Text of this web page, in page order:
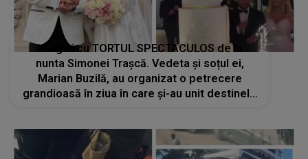
Imagini cu TORTUL SPECTACULOS de la
nunta Simonei Trașcă. Vedeta și soțul ei,
Marian Buzilă, au organizat o petrecere
grandioasă în ziua în care și-au unit destinele